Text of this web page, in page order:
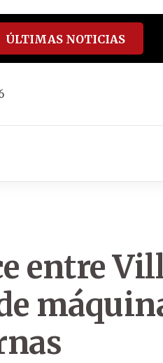
tiktokyoutube
spotify
ÚLTIMAS NOTICIAS
entre